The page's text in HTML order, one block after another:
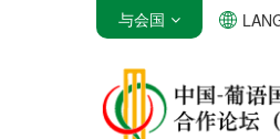
安哥拉
与会国